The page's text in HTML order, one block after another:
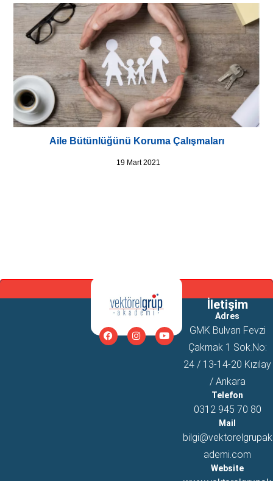
Aile Bütünlüğünü Koruma Çalışmaları
19 Mart 2021
İletişim
Adres
GMK Bulvarı Fevzi
Çakmak 1 Sok.No:
24 / 13-14-20 Kızılay
/ Ankara
Telefon
0312 945 70 80
Mail
bilgi@vektorelgrupak
ademi.com
Website